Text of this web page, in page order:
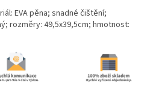
EVA pěna; snadné čištění;
rozměry: 49,5x39,5cm; hmotnost: